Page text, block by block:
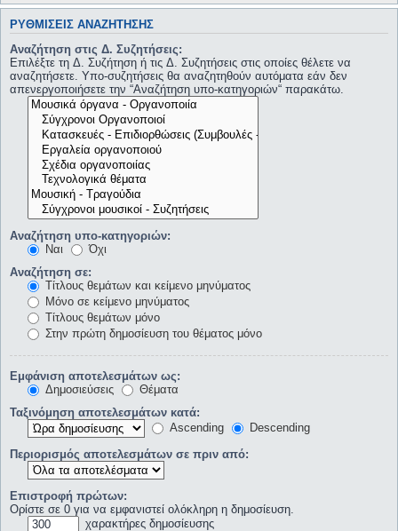
ΡΥΘΜΊΣΕΙΣ ΑΝΑΖΉΤΗΣΗΣ
Αναζήτηση στις Δ. Συζητήσεις:
Επιλέξτε τη Δ. Συζήτηση ή τις Δ. Συζητήσεις στις οποίες θέλετε να
αναζητήσετε. Υπο-συζητήσεις θα αναζητηθούν αυτόματα εάν δεν
απενεργοποιήσετε την “Αναζήτηση υπο-κατηγοριών“ παρακάτω.
Αναζήτηση υπο-κατηγοριών:
Ναι
Όχι
Αναζήτηση σε:
Τίτλους θεμάτων και κείμενο μηνύματος
Μόνο σε κείμενο μηνύματος
Τίτλους θεμάτων μόνο
Στην πρώτη δημοσίευση του θέματος μόνο
Εμφάνιση αποτελεσμάτων ως:
Δημοσιεύσεις
Θέματα
Ταξινόμηση αποτελεσμάτων κατά:
Ascending
Descending
Περιορισμός αποτελεσμάτων σε πριν από:
Επιστροφή πρώτων:
Ορίστε σε 0 για να εμφανιστεί ολόκληρη η δημοσίευση.
χαρακτήρες δημοσίευσης